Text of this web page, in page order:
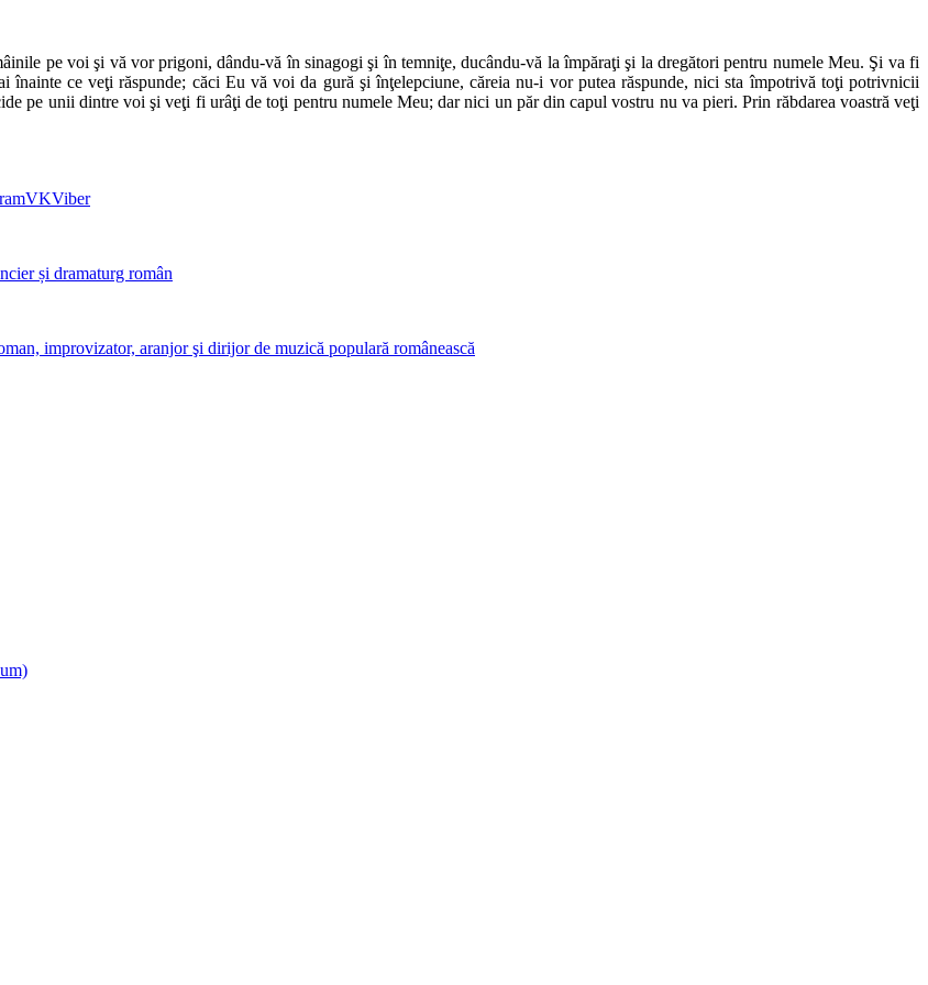
pe voi şi vă vor prigoni, dându-vă în sinagogi şi în temniţe, ducându-vă la împăraţi şi la dregători pentru numele Meu. Şi va fi
ce veţi răspunde; căci Eu vă voi da gură şi înţelepciune, căreia nu-i vor putea răspunde, nici sta împotrivă toţi potrivnicii
pe unii dintre voi şi veţi fi urâţi de toţi pentru numele Meu; dar nici un păr din capul vostru nu va pieri. Prin răbdarea voastră veţi
VKViber
și dramaturg român
improvizator, aranjor şi dirijor de muzică populară românească